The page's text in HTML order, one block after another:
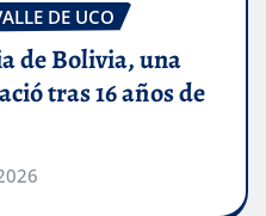
DE UCO
de Bolivia, una
tras 16 años de